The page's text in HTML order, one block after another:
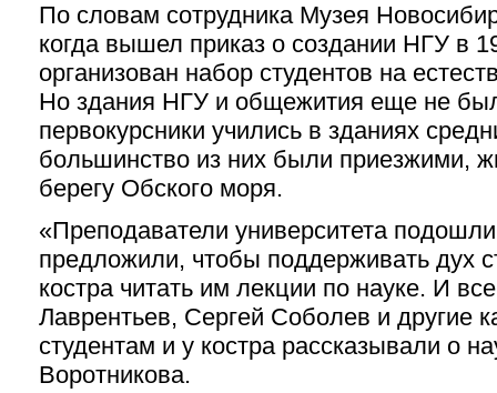
По словам сотрудника Музея
когда вышел приказ о создании НГУ в
организован набор студентов на
Но здания НГУ и общежития еще не
первокурсники учились в зданиях
большинство из них были приезжими,
берегу Обского моря.
«Преподаватели университета
предложили, чтобы поддерживать дух
костра читать им лекции по науке. И
Лаврентьев, Сергей Соболев и другие
студентам и у костра рассказывали о
Воротникова.